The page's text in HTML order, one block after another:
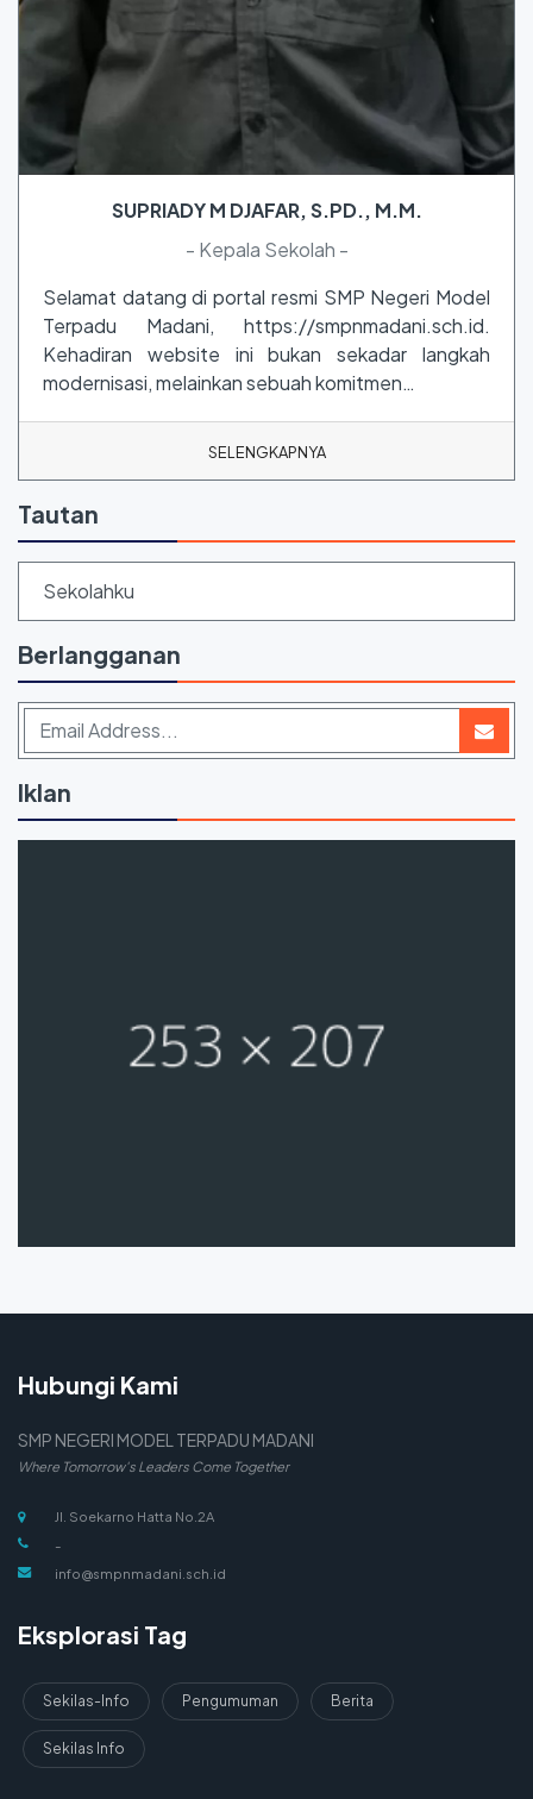
SUPRIADY M DJAFAR, S.PD., M.M.
- Kepala Sekolah -
Selamat datang di portal resmi SMP Negeri Model
Terpadu Madani, https://smpnmadani.sch.id.
Kehadiran website ini bukan sekadar langkah
modernisasi, melainkan sebuah komitmen…
SELENGKAPNYA
Tautan
Sekolahku
Berlangganan
Iklan
Hubungi Kami
SMP NEGERI MODEL TERPADU MADANI
Where Tomorrow's Leaders Come Together
Jl. Soekarno Hatta No.2A
-
info@smpnmadani.sch.id
Eksplorasi Tag
Sekilas-Info Pengumuman Berita
Sekilas Info